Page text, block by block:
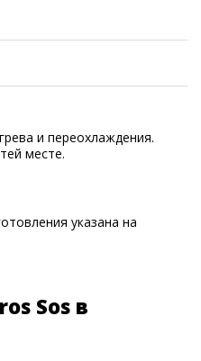
и переохлаждения.
месте.
указана на
Sos в